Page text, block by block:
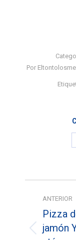
Por
entre
ANTERIOR
Entrada
Pizza
jamón